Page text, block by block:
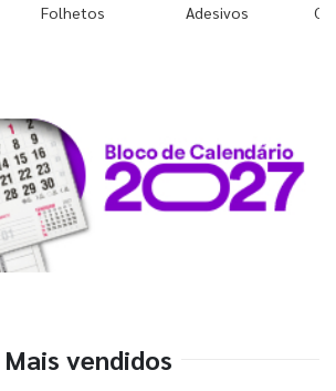
Folhetos Adesivos
Mais vendidos